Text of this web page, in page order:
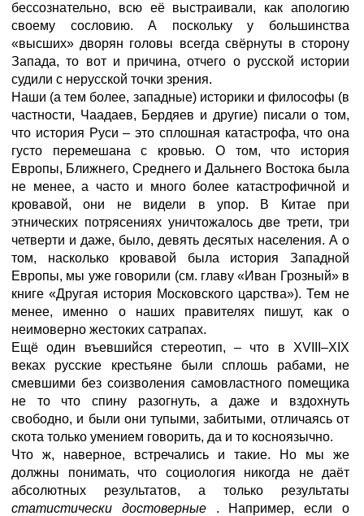
бессознательно, всю её выстраивали, как апологию
своему сословию. А поскольку у большинства
«высших» дворян головы всегда свёрнуты в сторону
Запада, то вот и причина, отчего о русской истории
судили с нерусской точки зрения.
Наши (а тем более, западные) историки и философы (в
частности, Чаадаев, Бердяев и другие) писали о том,
что история Руси – это сплошная катастрофа, что она
густо перемешана с кровью. О том, что история
Европы, Ближнего, Среднего и Дальнего Востока была
не менее, а часто и много более катастрофичной и
кровавой, они не видели в упор. В Китае при
этнических потрясениях уничтожалось две трети, три
четверти и даже, было, девять десятых населения. А о
том, насколько кровавой была история Западной
Европы, мы уже говорили (см. главу «Иван Грозный» в
книге «Другая история Московского царства»). Тем не
менее, именно о наших правителях пишут, как о
неимоверно жестоких сатрапах.
Ещё один въевшийся стереотип, – что в XVIII–XIX
веках русские крестьяне были сплошь рабами, не
смевшими без соизволения самовластного помещика
не то что спину разогнуть, а даже и вздохнуть
свободно, и были они тупыми, забитыми, отличаясь от
скота только умением говорить, да и то косноязычно.
Что ж, наверное, встречались и такие. Но мы же
должны понимать, что социология никогда не даёт
абсолютных результатов, а только результаты
статистически достоверные . Например, если о